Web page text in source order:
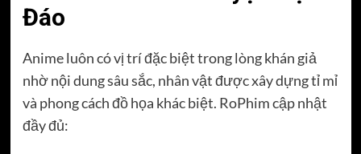
Đáo
Anime luôn có vị trí đặc biệt trong lòng khán giả
nhờ nội dung sâu sắc, nhân vật được xây dựng tỉ mỉ
và phong cách đồ họa khác biệt. RoPhim cập nhật
đầy đủ: